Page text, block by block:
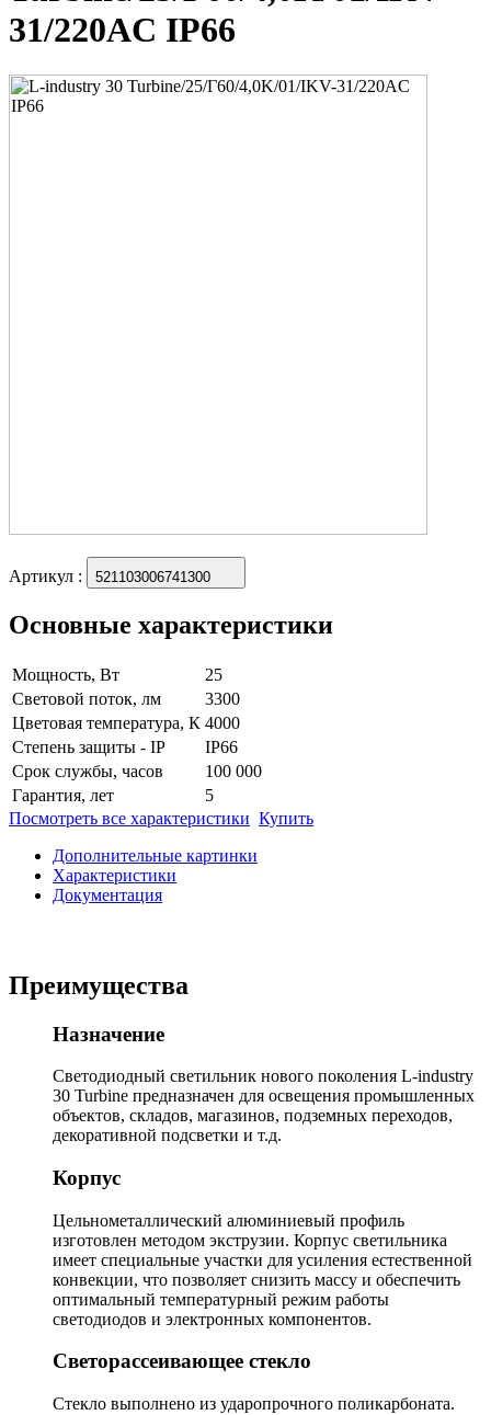
31/220AC IP66
Артикул : 521103006741300
Основные характеристики
Мощность, Вт
25
Световой поток, лм
3300
Цветовая температура, К 4000
Степень защиты - IP
IP66
Срок службы, часов
100 000
Гарантия, лет
5
Посмотреть все характеристики Купить
Дополнительные картинки
Характеристики
Документация
Преимущества
Назначение
Светодиодный светильник нового поколения L-industry
30 Turbine предназначен для освещения промышленных
объектов, складов, магазинов, подземных переходов,
декоративной подсветки и т.д.
Корпус
Цельнометаллический алюминиевый профиль
изготовлен методом экструзии. Корпус светильника
имеет специальные участки для усиления естественной
конвекции, что позволяет снизить массу и обеспечить
оптимальный температурный режим работы
светодиодов и электронных компонентов.
Светорассеивающее стекло
Стекло выполнено из ударопрочного поликарбоната.